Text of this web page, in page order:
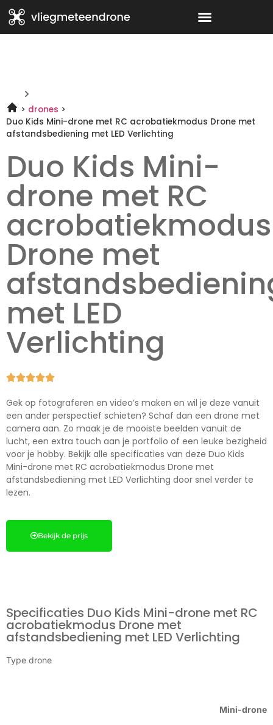
drones
Duo Kids Mini-drone met RC acrobatiekmodus Drone met
afstandsbediening met LED Verlichting
Duo Kids Mini-
drone met RC
acrobatiekmodus
Drone met
met LED
Verlichting

Gek op fotograferen en video’s maken en wil je deze vanuit
een ander perspectief schieten? Schaf dan een drone met
camera aan. Zo maak je de mooiste beelden vanuit de
lucht, een extra touch aan je portfolio of een leuke bezigheid
voor je hobby. Bekijk alle specificaties van deze Duo Kids
Mini-drone met RC acrobatiekmodus Drone met
afstandsbediening met LED Verlichting door snel verder te
lezen.
Bekijk de prijs
Specificaties Duo Kids Mini-drone met RC
acrobatiekmodus Drone met
afstandsbediening met LED Verlichting
Type drone
Mini-drone